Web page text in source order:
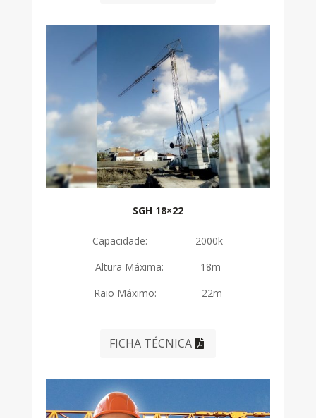
SGH 18×22
Capacidade: 2000k
Altura Máxima: 18m
Raio Máximo: 22m
FICHA TÉCNICA